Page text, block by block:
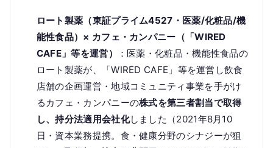
ロート製薬（東証プライム4527・医薬/化粧品/機
能性食品）× カフェ・カンパニー（「WIRED
CAFE」等を運営）
：医薬・化粧品・機能性食品の
ロート製薬が、「WIRED CAFE」等を運営し飲食
店舗の企画運営・地域コミュニティ事業を手がけ
るカフェ・カンパニーの株式を第三者割当で取得
し、持分法適用会社化しました（2021年8月10
日・資本業務提携。食・健康分野のシナジーが狙